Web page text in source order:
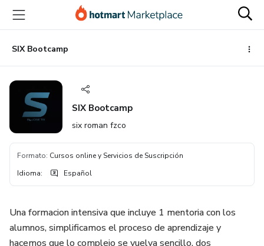
principal
página
de
página
SIX Bootcamp
SIX Bootcamp
six roman fzco
Formato: Cursos online y Servicios de Suscripción
Idioma: Español
Una formacion intensiva que incluye 1 mentoria con los
alumnos, simplificamos el proceso de aprendizaje y
hacemos que lo complejo se vuelva sencillo, dos